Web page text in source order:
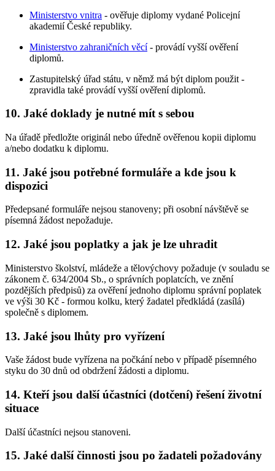
Ministerstvo vnitra - ověřuje diplomy vydané Policejní
akademií České republiky.
Ministerstvo zahraničních věcí- provádí vyšší ověření
diplomů.
Zastupitelský úřad státu, v němž má být diplom použit -
zpravidla také provádí vyšší ověření diplomů.
10. Jaké doklady je nutné mít s sebou
Na úřadě předložte originál nebo úředně ověřenou kopii diplomu
a/nebo dodatku k diplomu.
11. Jaké jsou potřebné formuláře a kde jsou k
dispozici
Předepsané formuláře nejsou stanoveny; při osobní návštěvě se
písemná žádost nepožaduje.
12. Jaké jsou poplatky a jak je lze uhradit
Ministerstvo školství, mládeže a tělovýchovy požaduje (v souladu se
zákonem č. 634/2004 Sb., o správních poplatcích, ve znění
pozdějších předpisů) za ověření jednoho diplomu správní poplatek
ve výši 30 Kč - formou kolku, který žadatel předkládá (zasílá)
společně s diplomem.
13. Jaké jsou lhůty pro vyřízení
Vaše žádost bude vyřízena na počkání nebo v případě písemného
styku do 30 dnů od obdržení žádosti a diplomu.
14. Kteří jsou další účastníci (dotčení) řešení životní
situace
Další účastníci nejsou stanoveni.
15. Jaké další činnosti jsou po žadateli požadovány